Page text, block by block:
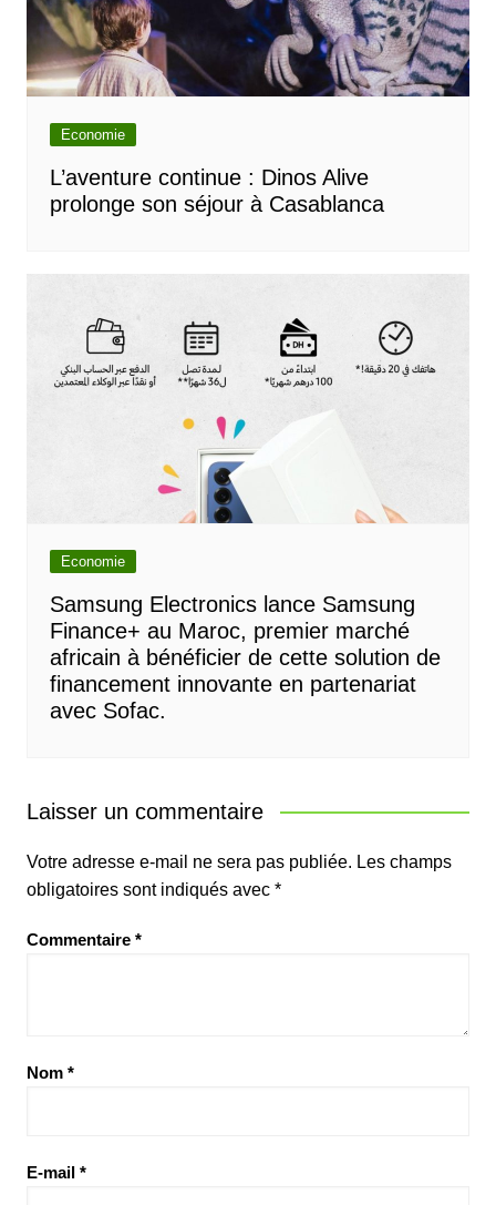
Economie
L’aventure continue : Dinos Alive
prolonge son séjour à Casablanca
Economie
Samsung Electronics lance Samsung
Finance+ au Maroc, premier marché
africain à bénéficier de cette solution de
financement innovante en partenariat
avec Sofac.
Laisser un commentaire
Votre adresse e-mail ne sera pas publiée. Les champs
obligatoires sont indiqués avec *
Commentaire *
Nom *
E-mail *